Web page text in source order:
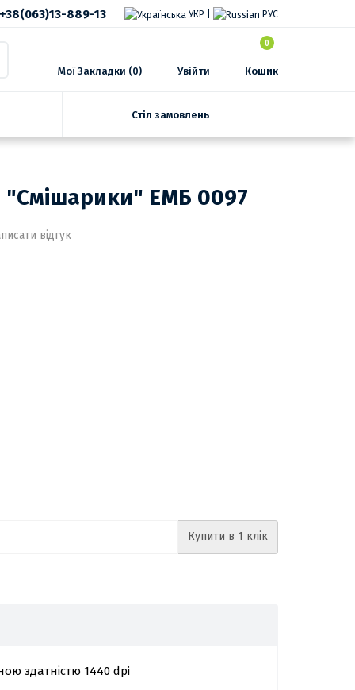
+38(063)13-889-13 УКР РУС
Мої Закладки (0) Увійти
0
Кошик
Стіл замовлень
"Смішарики" ЕМБ 0097
відгук
Купити в 1 клік
здатністю 1440 dpi